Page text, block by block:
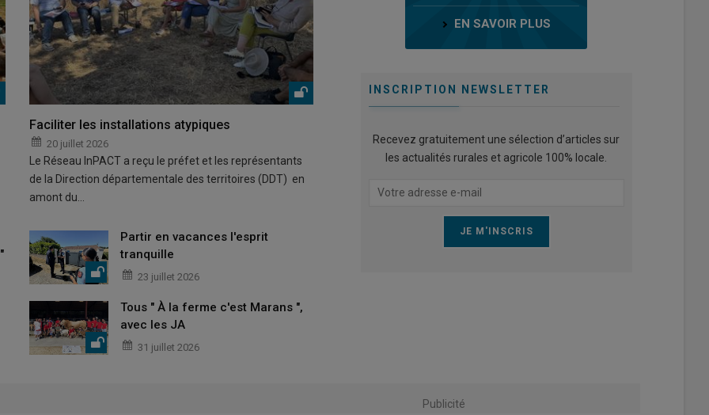
Faciliter les installations atypiques
20 juillet 2026
Le Réseau InPACT a reçu le préfet et les représentants
de la Direction départementale des territoires (DDT) en
amont du…
Partir en vacances l'esprit
tranquille
23 juillet 2026
Tous " À la ferme c'est Marans ",
avec les JA
31 juillet 2026
EN SAVOIR PLUS
INSCRIPTION NEWSLETTER
Recevez gratuitement une sélection d’articles sur
les actualités rurales et agricole 100% locale.
Publicité